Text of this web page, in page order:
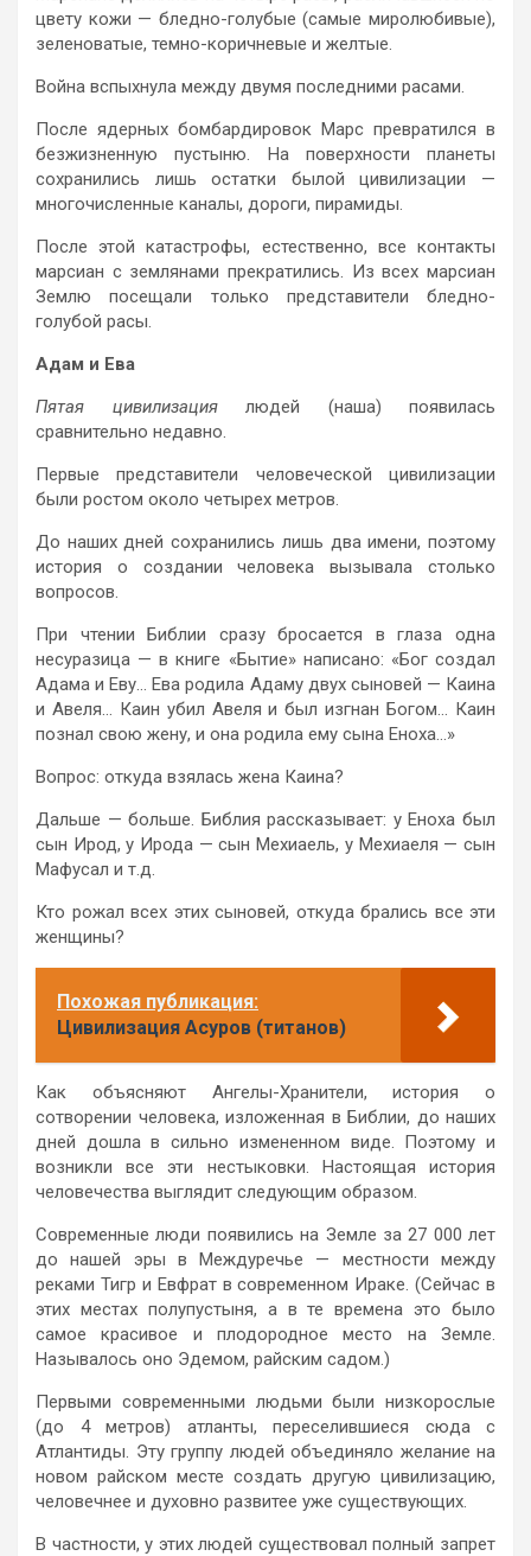
цвету кожи — бледно-голубые (самые миролюбивые),
зеленоватые, темно-коричневые и желтые.
Война вспыхнула между двумя последними расами.
После ядерных бомбардировок Марс превратился в
безжизненную пустыню. На поверхности планеты
сохранились лишь остатки былой цивилизации —
многочисленные каналы, дороги, пирамиды.
После этой катастрофы, естественно, все контакты
марсиан с землянами прекратились. Из всех марсиан
Землю посещали только представители бледно-
голубой расы.
Адам и Ева
Пятая цивилизация людей (наша) появилась
сравнительно недавно.
Первые представители человеческой цивилизации
были ростом около четырех метров.
До наших дней сохранились лишь два имени, поэтому
история о создании человека вызывала столько
вопросов.
При чтении Библии сразу бросается в глаза одна
несуразица — в книге «Бытие» написано: «Бог создал
Адама и Еву… Ева родила Адаму двух сыновей — Каина
и Авеля… Каин убил Авеля и был изгнан Богом… Каин
познал свою жену, и она родила ему сына Еноха…»
Вопрос: откуда взялась жена Каина?
Дальше — больше. Библия рассказывает: у Еноха был
сын Ирод, у Ирода — сын Мехиаель, у Мехиаеля — сын
Мафусал и т.д.
Кто рожал всех этих сыновей, откуда брались все эти
женщины?
Похожая публикация:
Цивилизация Асуров (титанов)
Как объясняют Ангелы-Хранители, история о
сотворении человека, изложенная в Библии, до наших
дней дошла в сильно измененном виде. Поэтому и
возникли все эти нестыковки. Настоящая история
человечества выглядит следующим образом.
Современные люди появились на Земле за 27 000 лет
до нашей эры в Междуречье — местности между
реками Тигр и Евфрат в современном Ираке. (Сейчас в
этих местах полупустыня, а в те времена это было
самое красивое и плодородное место на Земле.
Называлось оно Эдемом, райским садом.)
Первыми современными людьми были низкорослые
(до 4 метров) атланты, переселившиеся сюда с
Атлантиды. Эту группу людей объединяло желание на
новом райском месте создать другую цивилизацию,
человечнее и духовно развитее уже существующих.
В частности, у этих людей существовал полный запрет